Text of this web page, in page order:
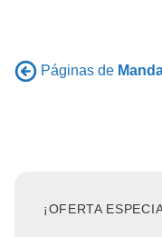
Páginas de
¡OFERTA